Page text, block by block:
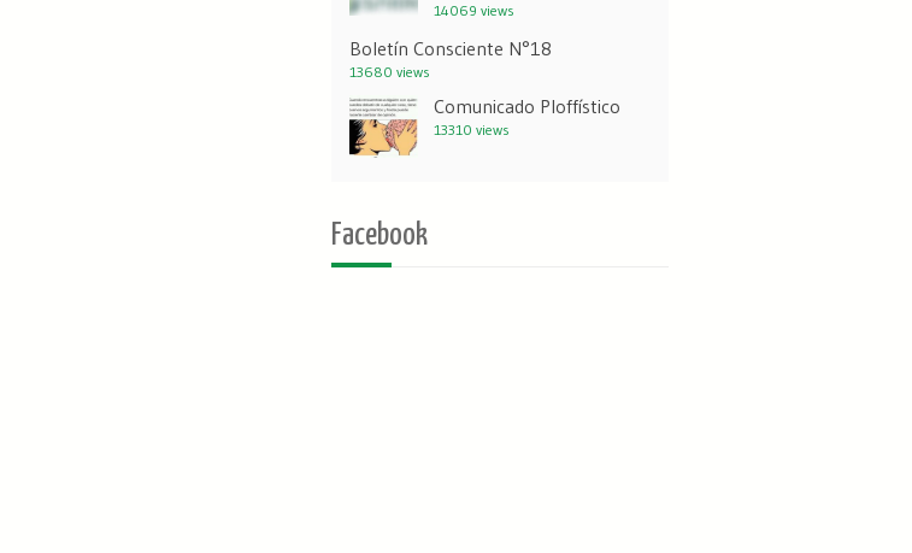
14069 views
Boletín Consciente N°18
13680 views
Comunicado Ploffístico
13310 views
Facebook